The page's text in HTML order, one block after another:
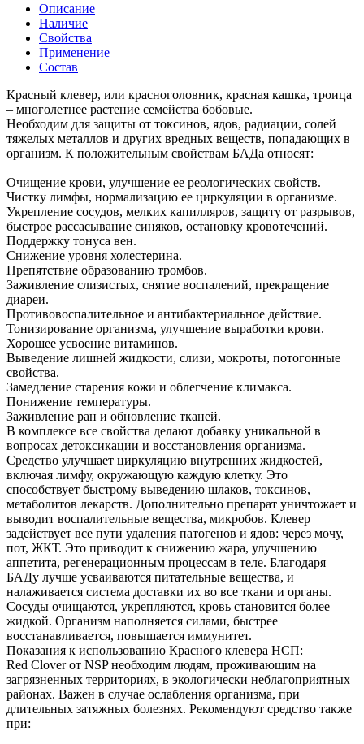
Описание
Наличие
Свойства
Применение
Состав
Красный клевер, или красноголовник, красная кашка, троица
– многолетнее растение семейства бобовые.
Необходим для защиты от токсинов, ядов, радиации, солей
тяжелых металлов и других вредных веществ, попадающих в
организм. К положительным свойствам БАДа относят:
Очищение крови, улучшение ее реологических свойств.
Чистку лимфы, нормализацию ее циркуляции в организме.
Укрепление сосудов, мелких капилляров, защиту от разрывов,
быстрое рассасывание синяков, остановку кровотечений.
Поддержку тонуса вен.
Снижение уровня холестерина.
Препятствие образованию тромбов.
Заживление слизистых, снятие воспалений, прекращение
диареи.
Противовоспалительное и антибактериальное действие.
Тонизирование организма, улучшение выработки крови.
Хорошее усвоение витаминов.
Выведение лишней жидкости, слизи, мокроты, потогонные
свойства.
Замедление старения кожи и облегчение климакса.
Понижение температуры.
Заживление ран и обновление тканей.
В комплексе все свойства делают добавку уникальной в
вопросах детоксикации и восстановления организма.
Средство улучшает циркуляцию внутренних жидкостей,
включая лимфу, окружающую каждую клетку. Это
способствует быстрому выведению шлаков, токсинов,
метаболитов лекарств. Дополнительно препарат уничтожает и
выводит воспалительные вещества, микробов. Клевер
задействует все пути удаления патогенов и ядов: через мочу,
пот, ЖКТ. Это приводит к снижению жара, улучшению
аппетита, регенерационным процессам в теле. Благодаря
БАДу лучше усваиваются питательные вещества, и
налаживается система доставки их во все ткани и органы.
Сосуды очищаются, укрепляются, кровь становится более
жидкой. Организм наполняется силами, быстрее
восстанавливается, повышается иммунитет.
Показания к использованию Красного клевера НСП:
Red Clover от NSP необходим людям, проживающим на
загрязненных территориях, в экологически неблагоприятных
районах. Важен в случае ослабления организма, при
длительных затяжных болезнях. Рекомендуют средство также
при: